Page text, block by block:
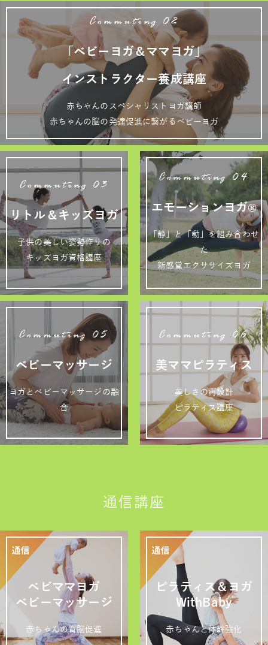
Commuting 02
「ベビーヨガ＆ママヨガ」
インストラクター養成講座
赤ちゃんのスペシャリストヨガ講師
赤ちゃんの脳の発達促進に繋がるベビーヨガ
Commuting 03
リトル＆キッズヨガ
子供の美しい姿勢作りの
キッズヨガ資格講座
Commuting 04
エモーションヨガ®
「静」と「動」を組み合わせ
た
新感覚エクササイズヨガ
Commuting 05
ベビーマッサージ
ヨガとベビーマッサージの融
合
Commuting 06
美ママピラティス
美しさの再設計
ピラティス講座
通信講座
ベビママヨガ
ベビーマッサージ
赤ちゃんの育脳促進
ピラティス＆ヨガ
WithBaby
赤ちゃんと体幹強化